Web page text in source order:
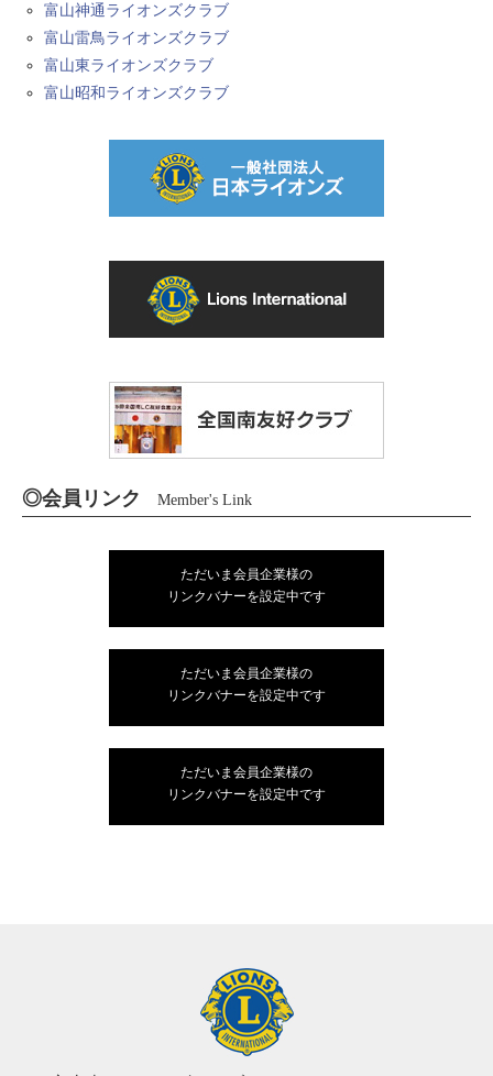
富山神通ライオンズクラブ
富山雷鳥ライオンズクラブ
富山東ライオンズクラブ
富山昭和ライオンズクラブ
◎会員リンク Member's Link
ただいま会員企業様の
リンクバナーを設定中です
ただいま会員企業様の
リンクバナーを設定中です
ただいま会員企業様の
リンクバナーを設定中です